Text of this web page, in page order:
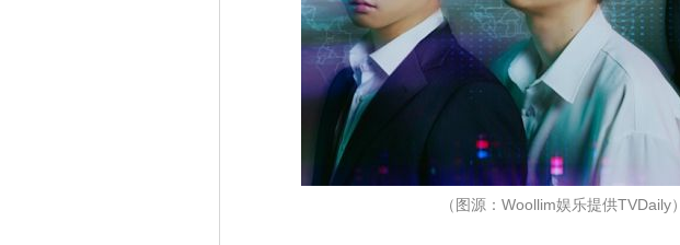
（图源：Woollim娱乐提供TVDaily）